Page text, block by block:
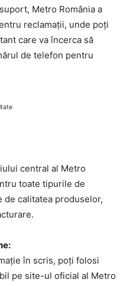
Metro România a
reclamații, unde poți
care va încerca să
de telefon pentru
central al Metro
toate tipurile de
de calitatea produselor,
în scris, poți folosi
pe site-ul oficial al Metro